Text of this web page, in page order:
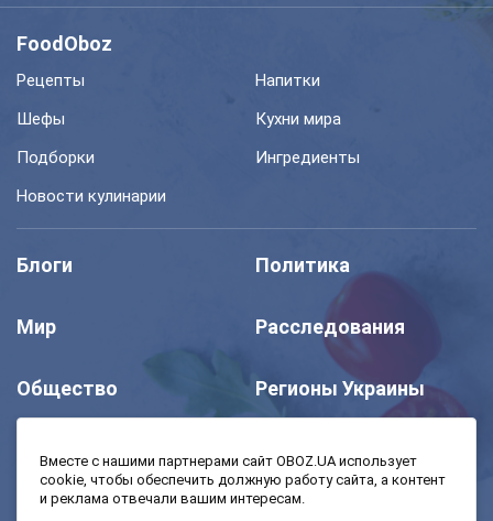
FoodOboz
Рецепты
Напитки
Шефы
Кухни мира
Подборки
Ингредиенты
Новости кулинарии
Блоги Политика
Мир Расследования
Общество Регионы Украины
Моя школа Авто
Вместе с нашими партнерами сайт OBOZ.UA использует
cookie, чтобы обеспечить должную работу сайта, а контент
и реклама отвечали вашим интересам.